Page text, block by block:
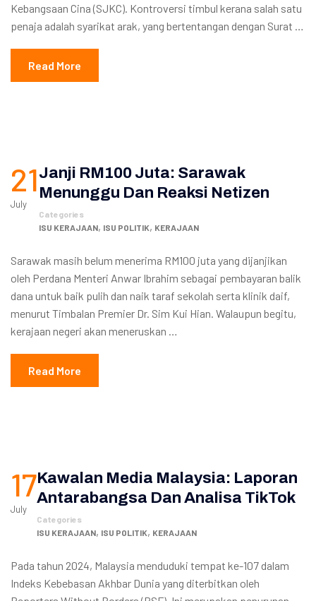
Kebangsaan Cina (SJKC). Kontroversi timbul kerana salah satu
penaja adalah syarikat arak, yang bertentangan dengan Surat …
Read More
21
July
Janji RM100 Juta: Sarawak
Menunggu Dan Reaksi Netizen
Categories
ISU KERAJAAN, ISU POLITIK, KERAJAAN
Sarawak masih belum menerima RM100 juta yang dijanjikan
oleh Perdana Menteri Anwar Ibrahim sebagai pembayaran balik
dana untuk baik pulih dan naik taraf sekolah serta klinik daif,
menurut Timbalan Premier Dr. Sim Kui Hian. Walaupun begitu,
kerajaan negeri akan meneruskan …
Read More
17
July
Kawalan Media Malaysia: Laporan
Antarabangsa Dan Analisa TikTok
Categories
ISU KERAJAAN, ISU POLITIK, KERAJAAN
Pada tahun 2024, Malaysia menduduki tempat ke-107 dalam
Indeks Kebebasan Akhbar Dunia yang diterbitkan oleh